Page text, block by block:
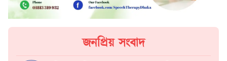
জনপ্রিয় সংবাদ